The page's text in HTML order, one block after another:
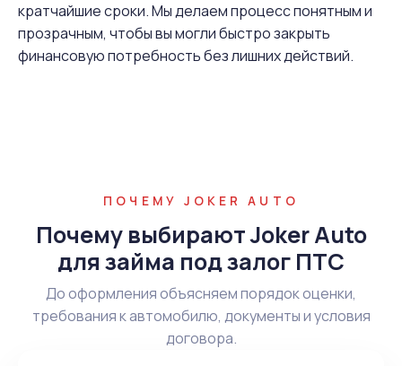
кратчайшие сроки. Мы делаем процесс понятным и
прозрачным, чтобы вы могли быстро закрыть
финансовую потребность без лишних действий.
ПОЧЕМУ JOKER AUTO
Почему выбирают Joker Auto
для займа под залог ПТС
До оформления объясняем порядок оценки,
требования к автомобилю, документы и условия
договора.